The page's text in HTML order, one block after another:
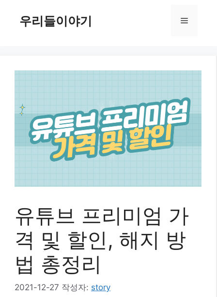
우리들이야기 메
유튜브 프리미엄 가
격 및 할인, 해지 방
법 총정리
2021-12-27 작성자: story